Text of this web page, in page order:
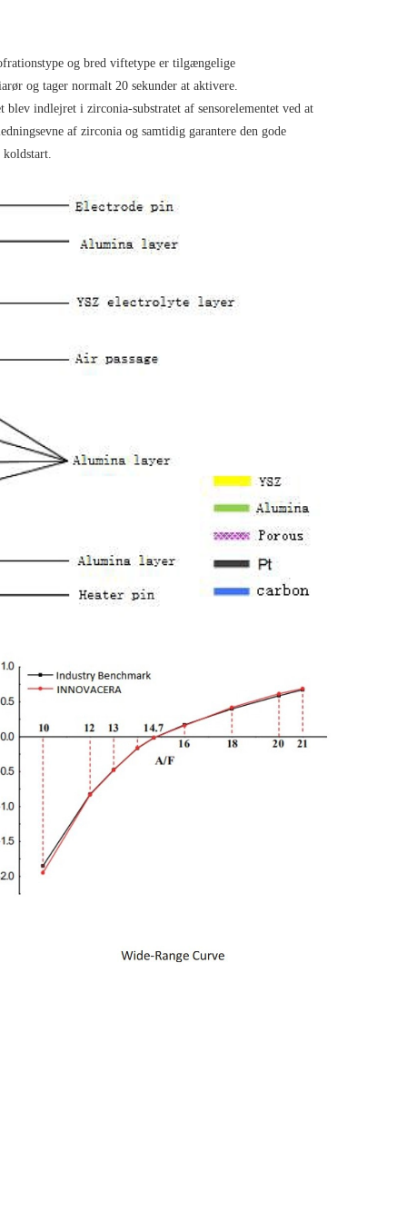
og bred viftetype er tilgængelige
og tager normalt 20 sekunder at aktivere.
indlejret i zirconia-substratet af sensorelementet ved at
af zirconia og samtidig garantere den gode
koldstart.